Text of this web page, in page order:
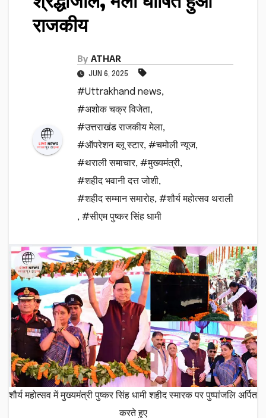
राजकीय
By ATHAR
JUN 6, 2025
#Uttrakhand news,
#अशोक चक्र विजेता,
#उत्तराखंड राजकीय मेला,
#ऑपरेशन ब्लू स्टार, #चमोली न्यूज,
#थराली समाचार, #मुख्यमंत्री,
#शहीद भवानी दत्त जोशी,
#शहीद सम्मान समारोह, #शौर्य महोत्सव थराली
, #सीएम पुष्कर सिंह धामी
शौर्य महोत्सव में मुख्यमंत्री पुष्कर सिंह धामी शहीद स्मारक पर पुष्पांजलि अर्पित
करते हुए